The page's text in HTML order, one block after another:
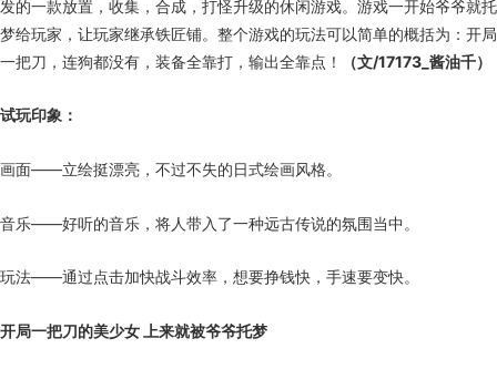
发的一款放置，收集，合成，打怪升级的休闲游戏。游戏一开始爷爷就托
梦给玩家，让玩家继承铁匠铺。整个游戏的玩法可以简单的概括为：开局
一把刀，连狗都没有，装备全靠打，输出全靠点！
（文/17173_酱油千）
试玩印象：
画面——立绘挺漂亮，不过不失的日式绘画风格。
音乐——好听的音乐，将人带入了一种远古传说的氛围当中。
玩法——通过点击加快战斗效率，想要挣钱快，手速要变快。
开局一把刀的美少女 上来就被爷爷托梦